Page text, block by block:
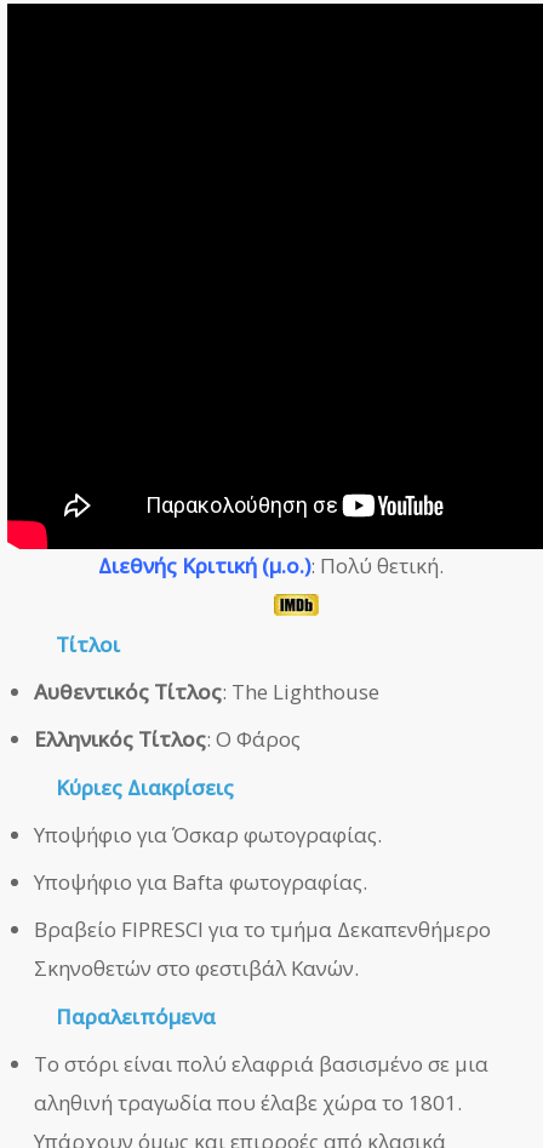
Διεθνής Κριτική (μ.ο.): Πολύ θετική.
Τίτλοι
Αυθεντικός Τίτλος: The Lighthouse
Ελληνικός Τίτλος: Ο Φάρος
Κύριες Διακρίσεις
Υποψήφιο για Όσκαρ φωτογραφίας.
Υποψήφιο για Bafta φωτογραφίας.
Βραβείο FIPRESCI για το τμήμα Δεκαπενθήμερο
Σκηνοθετών στο φεστιβάλ Κανών.
Παραλειπόμενα
Το στόρι είναι πολύ ελαφριά βασισμένο σε μια
αληθινή τραγωδία που έλαβε χώρα το 1801.
Υπάρχουν όμως και επιρροές από κλασικά